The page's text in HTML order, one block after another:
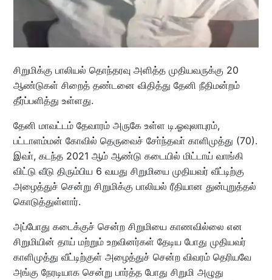
சிறுமிக்கு பாலியல் தொந்தரவு அளித்த முதியவருக்கு 20
ஆண்டுகள் சிறைத் தண்டனை விதித்து தேனி நீதிமன்றம்
தீர்ப்பளித்து உள்ளது.
தேனி மாவட்டம் தேவாரம் அருகே உள்ள டி.ஓவுலாபுரம்,
பட்டாளம்மன் கோவில் தெருவைச் சோ்ந்தவா் காளிமுத்து (70).
இவா், கடந்த 2021 ஆம் ஆண்டு கடையில் மிட்டாய் வாங்கி
விட்டு வீடு திரும்பிய 6 வயது சிறுமியை முதியவர் வீட்டிற்கு
அழைத்துச் சென்று சிறுமிக்கு பாலியல் ரீதியான துன்புறுத்தல்
கொடுத்துள்ளார்.
அப்போது கடைக்குச் சென்ற சிறுமியை காணவில்லை என
சிறுமியின் தாய் மற்றும் உறவினர்கள் தேடிய போது முதியவர்
காளிமுத்து வீட்டிற்குள் அழைத்துச் சென்ற விவரம் தெரியவே
அங்கு நேரடியாக சென்று பார்த்த போது சிறுமி அழுது